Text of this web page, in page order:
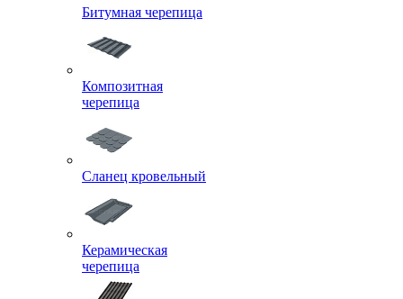
Битумная черепица
Композитная
черепица
Сланец кровельный
Керамическая
черепица